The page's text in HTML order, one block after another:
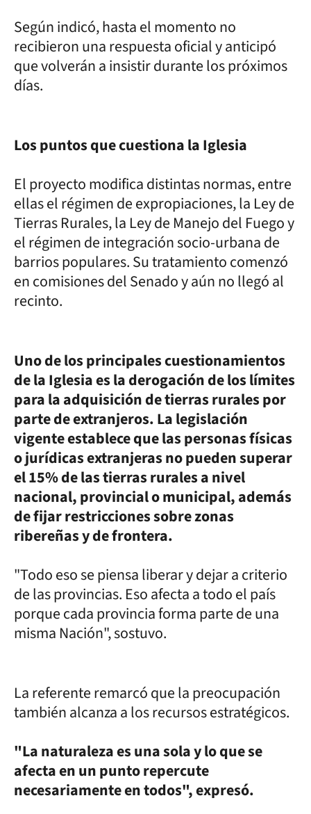
Según indicó, hasta el momento no
recibieron una respuesta oficial y anticipó
que volverán a insistir durante los próximos
días.
Los puntos que cuestiona la Iglesia
El proyecto modifica distintas normas, entre
ellas el régimen de expropiaciones, la Ley de
Tierras Rurales, la Ley de Manejo del Fuego y
el régimen de integración socio-urbana de
barrios populares. Su tratamiento comenzó
en comisiones del Senado y aún no llegó al
recinto.
Uno de los principales cuestionamientos
de la Iglesia es la derogación de los límites
para la adquisición de tierras rurales por
parte de extranjeros. La legislación
vigente establece que las personas físicas
o jurídicas extranjeras no pueden superar
el 15% de las tierras rurales a nivel
nacional, provincial o municipal, además
de fijar restricciones sobre zonas
ribereñas y de frontera.
"Todo eso se piensa liberar y dejar a criterio
de las provincias. Eso afecta a todo el país
porque cada provincia forma parte de una
misma Nación", sostuvo.
La referente remarcó que la preocupación
también alcanza a los recursos estratégicos.
"La naturaleza es una sola y lo que se
afecta en un punto repercute
necesariamente en todos", expresó.